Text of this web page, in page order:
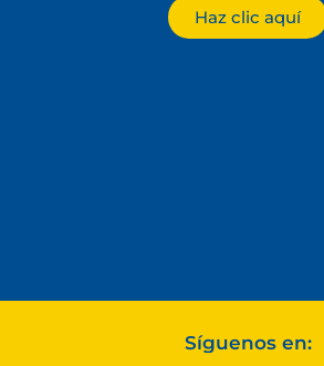
Haz clic aquí
Síguenos en: